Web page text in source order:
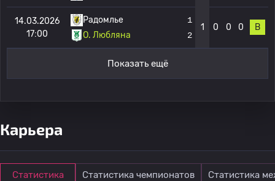
14.03.2026
17:00
Радомлье
О. Любляна
1
2
1 0 0 0 В
Показать ещё
Карьера
Статистика Статистика чемпионатов Статистика